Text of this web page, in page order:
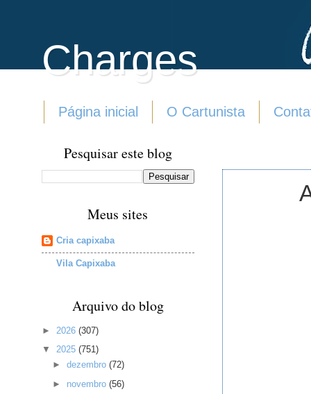
Charges
Página inicial O Cartunista
Pesquisar este blog
Meus sites
Cria capixaba
Vila Capixaba
Arquivo do blog
► 2026 (307)
▼ 2025 (751)
►dezembro(72)
► novembro(56)